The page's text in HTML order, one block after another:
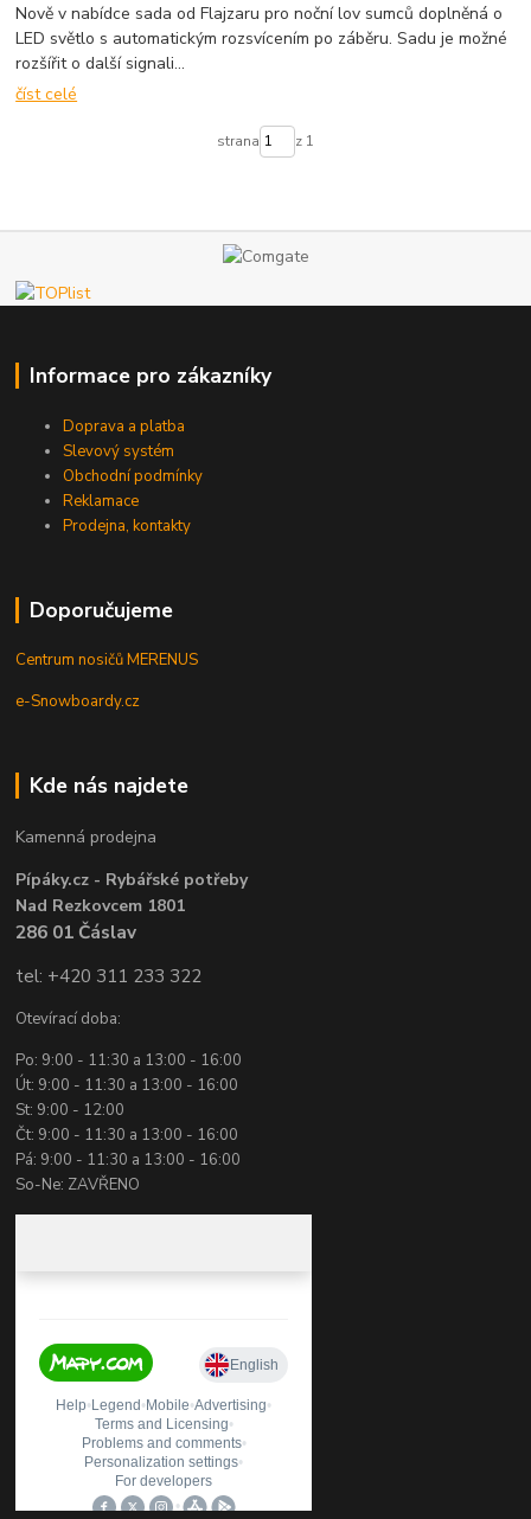
Nově v nabídce sada od Flajzaru pro noční lov sumců doplněná o
LED světlo s automatickým rozsvícením po záběru. Sadu je možné
rozšířit o další signali...
číst celé
strana z 1
Informace pro zákazníky
Doprava a platba
Slevový systém
Obchodní podmínky
Reklamace
Prodejna, kontakty
Doporučujeme
Centrum nosičů MERENUS
e-Snowboardy.cz
Kde nás najdete
Kamenná prodejna
Pípáky.cz - Rybářské potřeby
Nad Rezkovcem 1801
286 01 Čáslav
tel: +420 311 233 322
Otevírací doba:
Po: 9:00 - 11:30 a 13:00 - 16:00
Út: 9:00 - 11:30 a 13:00 - 16:00
St: 9:00 - 12:00
Čt: 9:00 - 11:30 a 13:00 - 16:00
Pá: 9:00 - 11:30 a 13:00 - 16:00
So-Ne: ZAVŘENO